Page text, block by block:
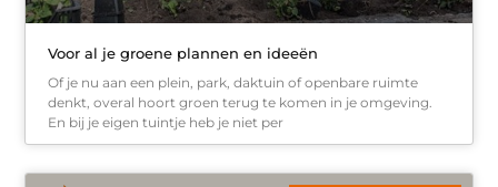
Voor al je groene plannen en ideeën
Of je nu aan een plein, park, daktuin of openbare ruimte
denkt, overal hoort groen terug te komen in je omgeving.
En bij je eigen tuintje heb je niet per